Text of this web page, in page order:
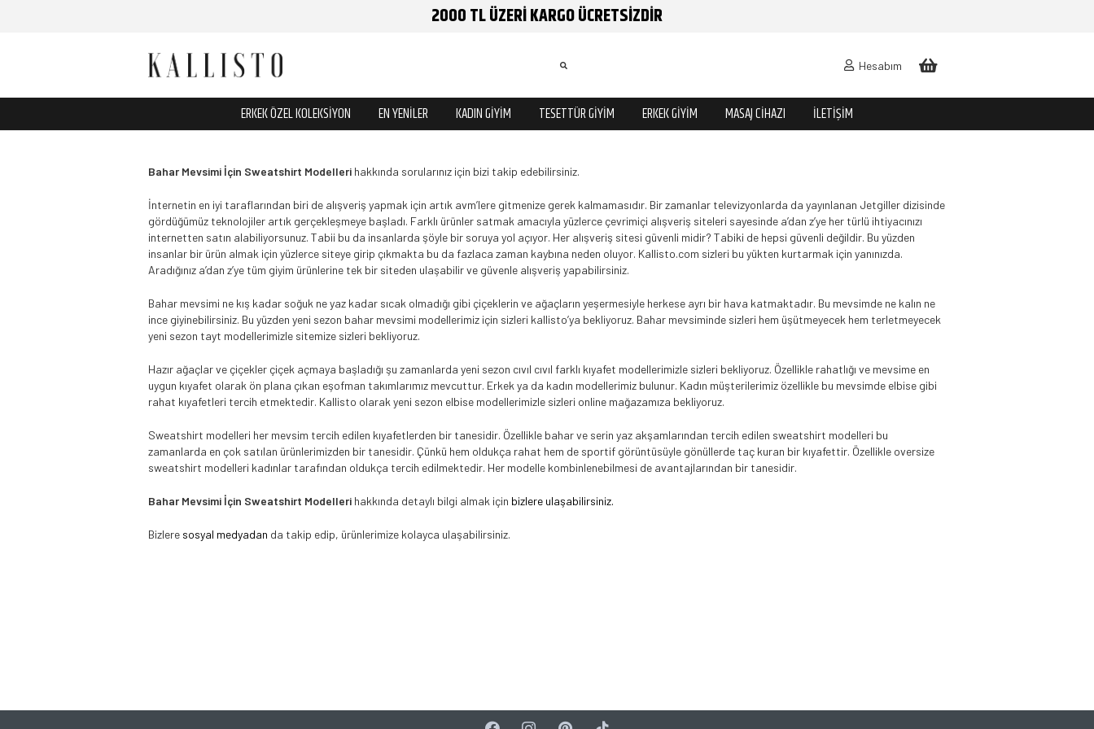
2000 TL ÜZERİ KARGO ÜCRETSİZDİR
Hesabım
ERKEK ÖZEL KOLEKSİYON EN YENİLER KADIN GİYİM TESETTÜR GİYİM ERKEK GİYİM MASAJ CIHAZI İLETIŞIM
Bahar Mevsimi İçin Sweatshirt Modelleri hakkında sorularınız için bizi takip edebilirsiniz.
İnternetin en iyi taraflarından biri de alışveriş yapmak için artık avm’lere gitmenize gerek kalmamasıdır. Bir zamanlar televizyonlarda da yayınlanan Jetgiller dizisinde
gördüğümüz teknolojiler artık gerçekleşmeye başladı. Farklı ürünler satmak amacıyla yüzlerce çevrimiçi alışveriş siteleri sayesinde a’dan z’ye her türlü ihtiyacınızı
internetten satın alabiliyorsunuz. Tabii bu da insanlarda şöyle bir soruya yol açıyor. Her alışveriş sitesi güvenli midir? Tabiki de hepsi güvenli değildir. Bu yüzden
insanlar bir ürün almak için yüzlerce siteye girip çıkmakta bu da fazlaca zaman kaybına neden oluyor. Kallisto.com sizleri bu yükten kurtarmak için yanınızda.
Aradığınız a’dan z’ye tüm giyim ürünlerine tek bir siteden ulaşabilir ve güvenle alışveriş yapabilirsiniz.
Bahar mevsimi ne kış kadar soğuk ne yaz kadar sıcak olmadığı gibi çiçeklerin ve ağaçların yeşermesiyle herkese ayrı bir hava katmaktadır. Bu mevsimde ne kalın ne
ince giyinebilirsiniz. Bu yüzden yeni sezon bahar mevsimi modellerimiz için sizleri kallisto’ya bekliyoruz. Bahar mevsiminde sizleri hem üşütmeyecek hem terletmeyecek
yeni sezon tayt modellerimizle sitemize sizleri bekliyoruz.
Hazır ağaçlar ve çiçekler çiçek açmaya başladığı şu zamanlarda yeni sezon cıvıl cıvıl farklı kıyafet modellerimizle sizleri bekliyoruz. Özellikle rahatlığı ve mevsime en
uygun kıyafet olarak ön plana çıkan eşofman takımlarımız mevcuttur. Erkek ya da kadın modellerimiz bulunur. Kadın müşterilerimiz özellikle bu mevsimde elbise gibi
rahat kıyafetleri tercih etmektedir. Kallisto olarak yeni sezon elbise modellerimizle sizleri online mağazamıza bekliyoruz.
Sweatshirt modelleri her mevsim tercih edilen kıyafetlerden bir tanesidir. Özellikle bahar ve serin yaz akşamlarından tercih edilen sweatshirt modelleri bu
zamanlarda en çok satılan ürünlerimizden bir tanesidir. Çünkü hem oldukça rahat hem de sportif görüntüsüyle gönüllerde taç kuran bir kıyafettir. Özellikle oversize
sweatshirt modelleri kadınlar tarafından oldukça tercih edilmektedir. Her modelle kombinlenebilmesi de avantajlarından bir tanesidir.
Bahar Mevsimi İçin Sweatshirt Modelleri hakkında detaylı bilgi almak için bizlere ulaşabilirsiniz.
Bizlere sosyal medyadan da takip edip, ürünlerimize kolayca ulaşabilirsiniz.